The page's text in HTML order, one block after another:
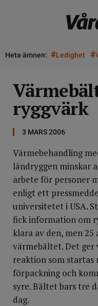
Heta ämnen: #Ledighet #
ryggvärk
3 MARS 2006
Värmebehandling
ländryggen minskar
arbete för personer
enligt ett
universitetet i USA.
fick information om
klara av den, men
värmebältet. Det ger
reaktion som startas
förpackning och
syre. Bältet bars tre
dag.